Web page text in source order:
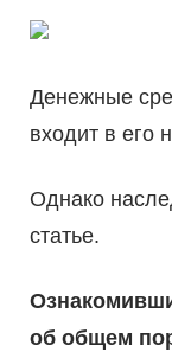
Денежные
входит в его
Однако
статье.
об общем